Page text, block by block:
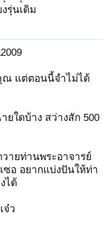
รุ่นเดิม
ณ แต่ตอนนี้จำไม่ได้
ใดบ้าง สว่างสัก 500
ายท่านพระอาจารย์
อ อยากแบ่งปันให้ท่า
ได้
จ๋ว